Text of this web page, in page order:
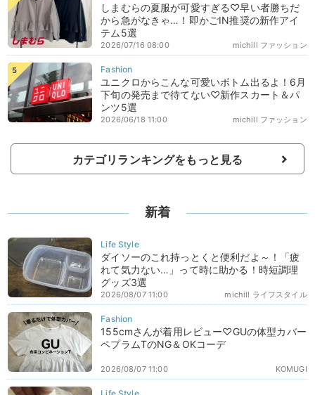
しまむらの夏服が可愛すぎる♡早い者勝ちだ
から急がなきゃ…！即かごIN推奨の新作アイ
テム5選
michill ファッション
2026/07/16 08:00
ユニクロからこんな可愛いボトム出るよ！6月
下旬の発売まで待てない♡新作スカート＆パ
ンツ5選
michill ファッション
2026/06/18 11:00
カテゴリランキングをもっと見る
新着
ダイソーのこれ持っとくと便利だよ～！「疲
れて気力ない…」って時に助かる！時短調理
グッズ3選
michill ライフスタイル
2026/08/07 11:00
155cmさんが着用レビュー♡GUの体型カバー
ペプラムTのNG＆OKコーデ
KOMUGI
2026/08/07 11:00